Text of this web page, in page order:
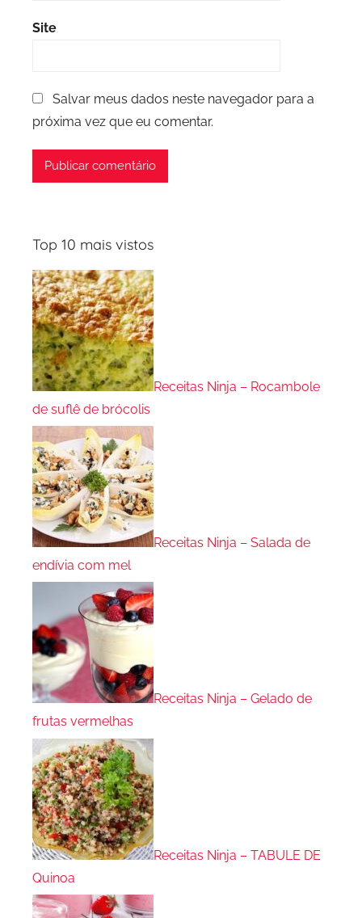
Site
Salvar meus dados neste navegador para a
próxima vez que eu comentar.
Top 10 mais vistos
Receitas Ninja – Rocambole
de suflê de brócolis
Receitas Ninja – Salada de
endívia com mel
Receitas Ninja – Gelado de
frutas vermelhas
Receitas Ninja – TABULE DE
Quinoa